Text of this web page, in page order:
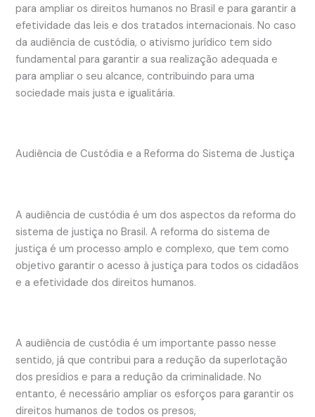
para ampliar os direitos humanos no Brasil e para garantir a
efetividade das leis e dos tratados internacionais. No caso
da audiência de custódia, o ativismo jurídico tem sido
fundamental para garantir a sua realização adequada e
para ampliar o seu alcance, contribuindo para uma
sociedade mais justa e igualitária.
Audiência de Custódia e a Reforma do Sistema de Justiça
A audiência de custódia é um dos aspectos da reforma do
sistema de justiça no Brasil. A reforma do sistema de
justiça é um processo amplo e complexo, que tem como
objetivo garantir o acesso à justiça para todos os cidadãos
e a efetividade dos direitos humanos.
A audiência de custódia é um importante passo nesse
sentido, já que contribui para a redução da superlotação
dos presídios e para a redução da criminalidade. No
entanto, é necessário ampliar os esforços para garantir os
direitos humanos de todos os presos,